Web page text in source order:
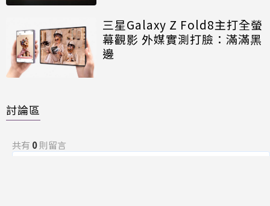
三星Galaxy Z Fold8主打全螢
幕觀影 外媒實測打臉：滿滿黑
邊
討論區
共有 0則留言